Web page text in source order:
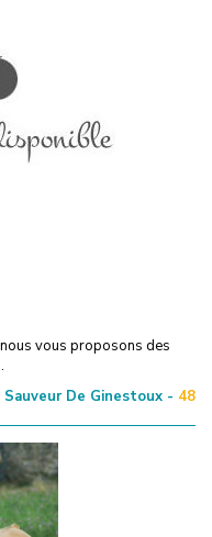
vous proposons des
Sauveur De Ginestoux - 48